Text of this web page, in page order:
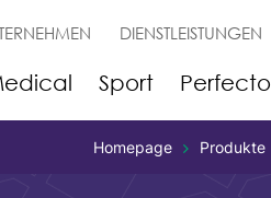
DIENSTLEISTUNGEN
Sport Perfecto
Homepage Produkte